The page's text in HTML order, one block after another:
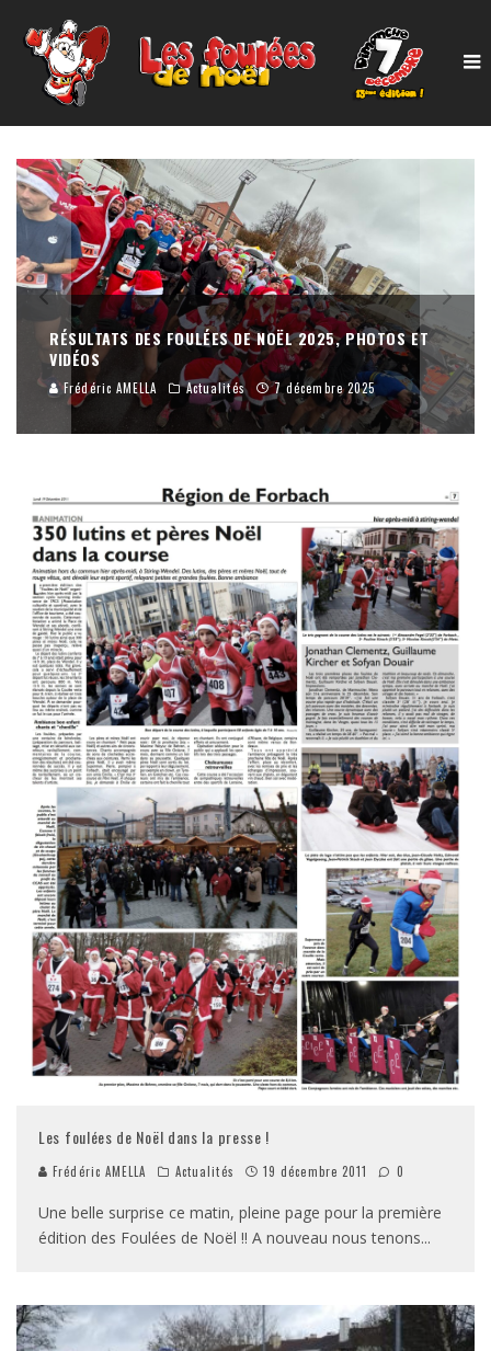
PROLONGATION DES INSCRIPTIONS !!
Frédéric AMELLA Actualités 6 décembre 2025
Les foulées de Noël dans la presse !
Frédéric AMELLA Actualités 19 décembre 2011 0
Une belle surprise ce matin, pleine page pour la première
édition des Foulées de Noël !! A nouveau nous tenons...